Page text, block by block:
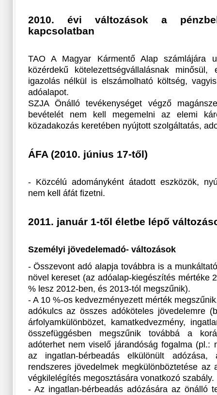
2010. évi változások a
kapcsolatban
TAO A Magyar Kármentő Alap számlájára
közérdekű kötelezettségvállalásnak
igazolás nélkül is elszámolható költség,
adóalapot.
SZJA Önálló tevékenységet végző
bevételét nem kell megemelni az elemi
közadakozás keretében nyújtott szolgáltatás,
ÁFA (2010. június 17-től)
- Közcélú adományként átadott eszközök,
nem kell áfát fizetni.
2011. január 1-től életbe lépő
Személyi jövedelemadó- változások
- Összevont adó alapja továbbra is a
növel kereset (az adóalap-kiegészítés mértéke
% lesz 2012-ben, és 2013-tól megszűnik).
- A 10 %-os kedvezményezett mérték
adókulcs az összes adóköteles jövedelemre
árfolyamkülönbözet, kamatkedvezmény,
összefüggésben megszűnik továbbá a
adóterhet nem viselő járandóság fogalma (pl.:
az ingatlan-bérbeadás elkülönült
rendszeres jövedelmek megkülönböztetése az
végkilelégítés megosztására vonatkozó szabály.
- Az ingatlan-bérbeadás adózására az önálló